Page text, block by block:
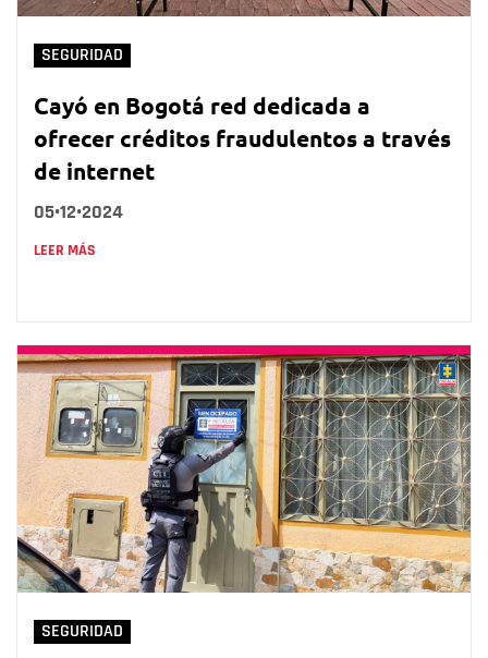
SEGURIDAD
Cayó en Bogotá red dedicada a
ofrecer créditos fraudulentos a través
de internet
05•12•2024
LEER MÁS
SEGURIDAD